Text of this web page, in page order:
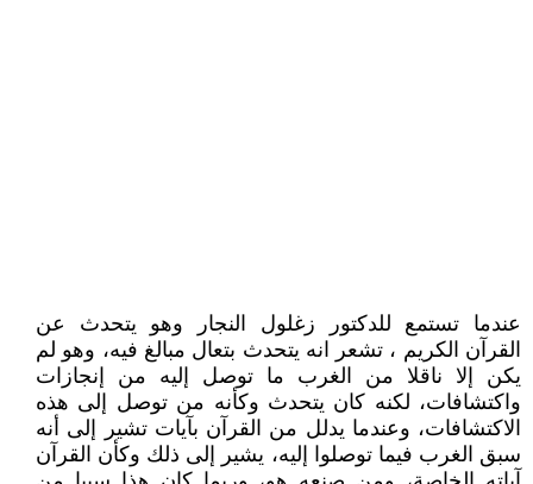
عندما تستمع للدكتور زغلول النجار وهو يتحدث عن
القرآن الكريم ، تشعر انه يتحدث بتعال مبالغ فيه، وهو لم
يكن إلا ناقلا من الغرب ما توصل إليه من إنجازات
واكتشافات، لكنه كان يتحدث وكأنه من توصل إلى هذه
الاكتشافات، وعندما يدلل من القرآن بآيات تشير إلى أنه
سبق الغرب فيما توصلوا إليه، يشير إلى ذلك وكأن القرآن